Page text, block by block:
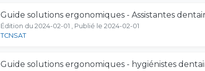
Guide solutions ergonomiques - Assistantes
Édition du 2024-02-01 , Publié le 2024-02-01
TCNSAT
Guide solutions ergonomiques - hygiénistes